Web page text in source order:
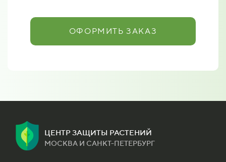
ОФОРМИТЬ ЗАКАЗ
ЦЕНТР ЗАЩИТЫ РАСТЕНИЙ
МОСКВА И САНКТ-ПЕТЕРБУРГ